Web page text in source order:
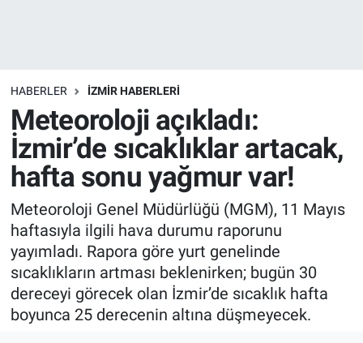
HABERLER İZMİR HABERLERİ
Meteoroloji açıkladı:
İzmir’de sıcaklıklar artacak,
hafta sonu yağmur var!
Meteoroloji Genel Müdürlüğü (MGM), 11 Mayıs
haftasıyla ilgili hava durumu raporunu
yayımladı. Rapora göre yurt genelinde
sıcaklıkların artması beklenirken; bugün 30
dereceyi görecek olan İzmir’de sıcaklık hafta
boyunca 25 derecenin altına düşmeyecek.